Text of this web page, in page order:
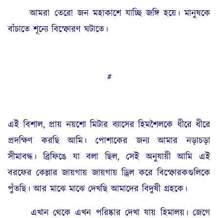
আমরা তেরো জন মহাকাশে যাচ্ছি জঙ্গি হয়ে। মানুষকে
বাঁচাতে শূন্যে বিস্ফোরণ ঘটাতে।
#
এই বিশাল, প্রায় নয়শো মিটার ব্যাসের হিমশৈলকে ধীরে ধীরে
প্রদক্ষিণ করছি আমি। পোশাকের জন্য আমার নড়াচড়া
সীমাবদ্ধ। ব্রিফিঙে যা বলা ছিল, সেই অনুযায়ী আমি এই
বরফের কেল্লার জায়গায় জায়গায় ড্রিল করে বিস্ফোরকগুলিকে
পুঁতছি। আর মাঝে মাঝে দেখছি আমাদের বিদুষী গ্রহকে।
এখান থেকে এখন পরিষ্কার দেখা যায় হিমালয়। জেগে